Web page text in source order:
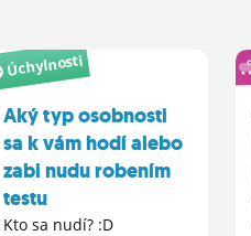
Úchylnosti
Aký typ osobnosti
sa k vám hodí alebo
zabi nudu robením
testu
Kto sa nudí? :D